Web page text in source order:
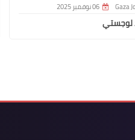
Gaza 06 نوفمبر 2025